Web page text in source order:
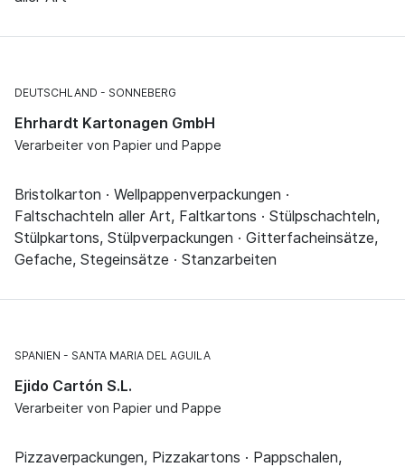
DEUTSCHLAND SONNEBERG
Ehrhardt Kartonagen GmbH
Verarbeiter von Papier und Pappe
Bristolkarton · Wellpappenverpackungen ·
Faltschachteln aller Art, Faltkartons · Stülpschachteln,
Stülpkartons, Stülpverpackungen · Gitterfacheinsätze,
Gefache, Stegeinsätze · Stanzarbeiten
SPANIEN SANTA MARIA DEL AGUILA
Ejido Cartón S.L.
Verarbeiter von Papier und Pappe
Pizzaverpackungen, Pizzakartons · Pappschalen,